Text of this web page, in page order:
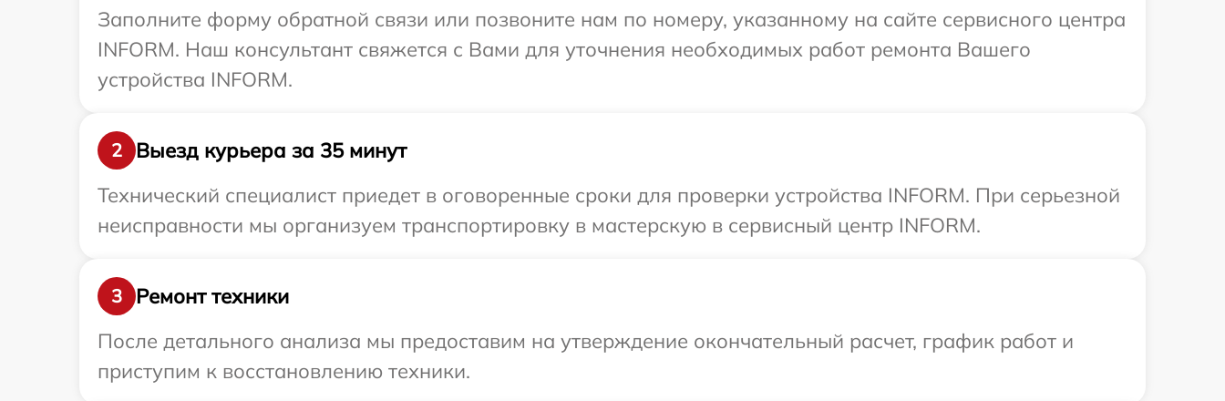
Заполните форму обратной связи или позвоните нам по номеру, указанному на сайте сервисного центра
INFORM. Наш консультант свяжется с Вами для уточнения необходимых работ ремонта Вашего
устройства INFORM.
2
Выезд курьера за 35 минут
Технический специалист приедет в оговоренные сроки для проверки устройства INFORM. При серьезной
неисправности мы организуем транспортировку в мастерскую в сервисный центр INFORM.
3
Ремонт техники
После детального анализа мы предоставим на утверждение окончательный расчет, график работ и
приступим к восстановлению техники.